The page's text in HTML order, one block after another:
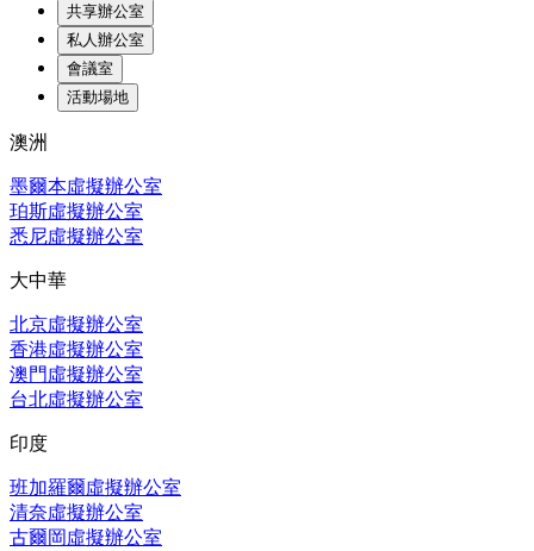
共享辦公室
私人辦公室
會議室
活動場地
澳洲
墨爾本虛擬辦公室
珀斯虛擬辦公室
悉尼虛擬辦公室
大中華
北京虛擬辦公室
香港虛擬辦公室
澳門虛擬辦公室
台北虛擬辦公室
印度
班加羅爾虛擬辦公室
清奈虛擬辦公室
古爾岡虛擬辦公室